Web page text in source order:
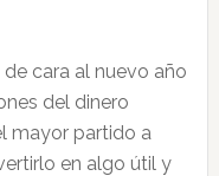
cara al nuevo año
del dinero
mayor partido a
en algo útil y